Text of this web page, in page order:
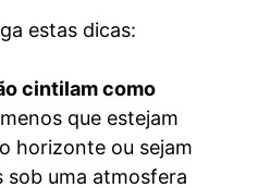
estas dicas:
cintilam como
que estejam
horizonte ou sejam
sob uma atmosfera